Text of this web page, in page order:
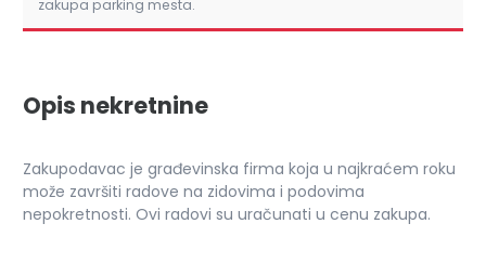
zakupa parking mesta.
Opis nekretnine
Zakupodavac je građevinska firma koja u najkraćem roku
može završiti radove na zidovima i podovima
nepokretnosti. Ovi radovi su uračunati u cenu zakupa.